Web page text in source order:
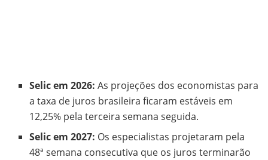
Selic em 2026: As projeções dos economistas para
a taxa de juros brasileira ficaram estáveis em
12,25% pela terceira semana seguida.
Selic em 2027: Os especialistas projetaram pela
48ª semana consecutiva que os juros terminarão